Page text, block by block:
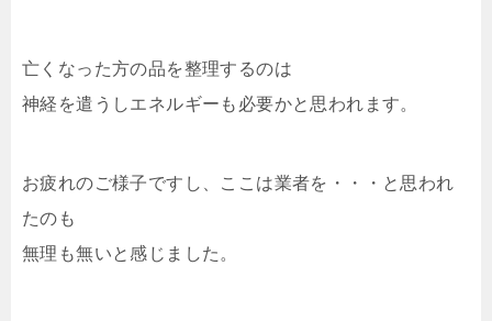
亡くなった方の品を整理するのは
神経を遣うしエネルギーも必要かと思われます。
お疲れのご様子ですし、ここは業者を・・・と思われ
たのも
無理も無いと感じました。